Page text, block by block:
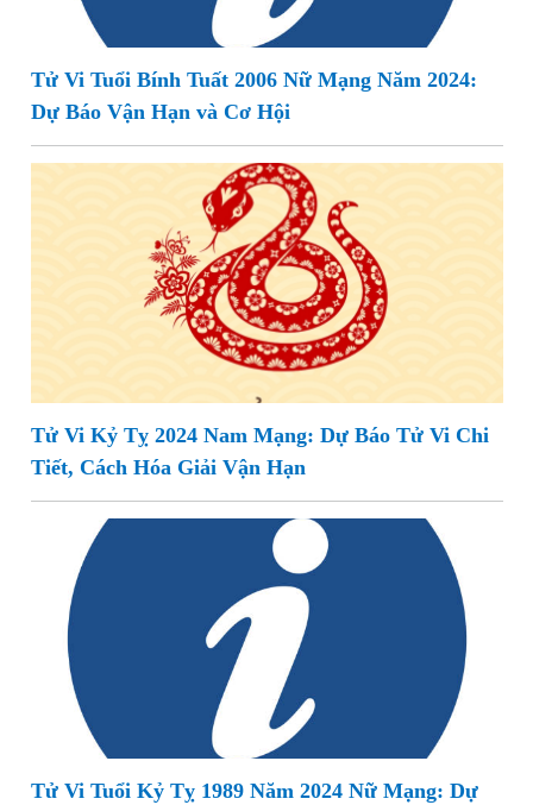
Tử Vi Tuổi Bính Tuất 2006 Nữ Mạng Năm 2024:
Dự Báo Vận Hạn và Cơ Hội
Tử Vi Kỷ Tỵ 2024 Nam Mạng: Dự Báo Tử Vi Chi
Tiết, Cách Hóa Giải Vận Hạn
Tử Vi Tuổi Kỷ Tỵ 1989 Năm 2024 Nữ Mạng: Dự